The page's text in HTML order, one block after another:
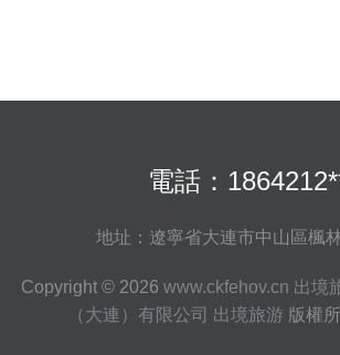
電話：
地址：遼寧省大連市中山區楓
Copyright © 2026 www.ckfehov.cn 出境
（大連）有限公司 出境旅游 版權